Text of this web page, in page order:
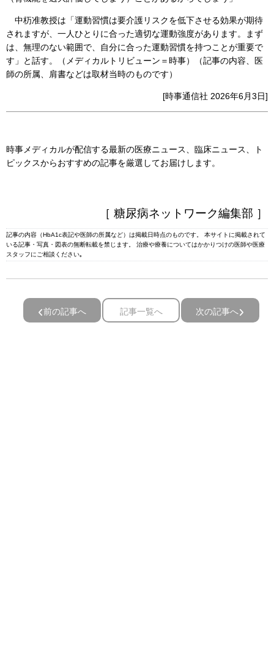
中杤准教授は「運動習慣は要介護リスクを低下させる効果が期待
されますが、一人ひとりに合った適切な運動強度があります。まず
は、無理のない範囲で、自分に合った運動習慣を持つことが重要で
す」と話す。（メディカルトリビューン＝時事）（記事の内容、医
師の所属、肩書などは取材当時のものです）
[時事通信社 2026年6月3日]
時事メディカルが配信する最新の医療ニュース、臨床ニュース、ト
ピックスからおすすめの記事を厳選してお届けします。
［ 糖尿病ネットワーク編集部 ］
記事の内容（HbA1c表記や医師の所属など）は掲載日時点のものです。 本サイトに掲載されて
いる記事・写真・図表の無断転載を禁じます。 治療や療養についてはかかりつけの医師や医療
スタッフにご相談ください｡
前の記事へ 記事一覧へ 次の記事へ